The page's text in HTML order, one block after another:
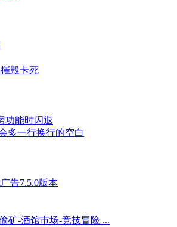
毁卡死
功能时闪退
多一行换行的空白
告7.5.0版本
矿-酒馆市场-竞技冒险 ...